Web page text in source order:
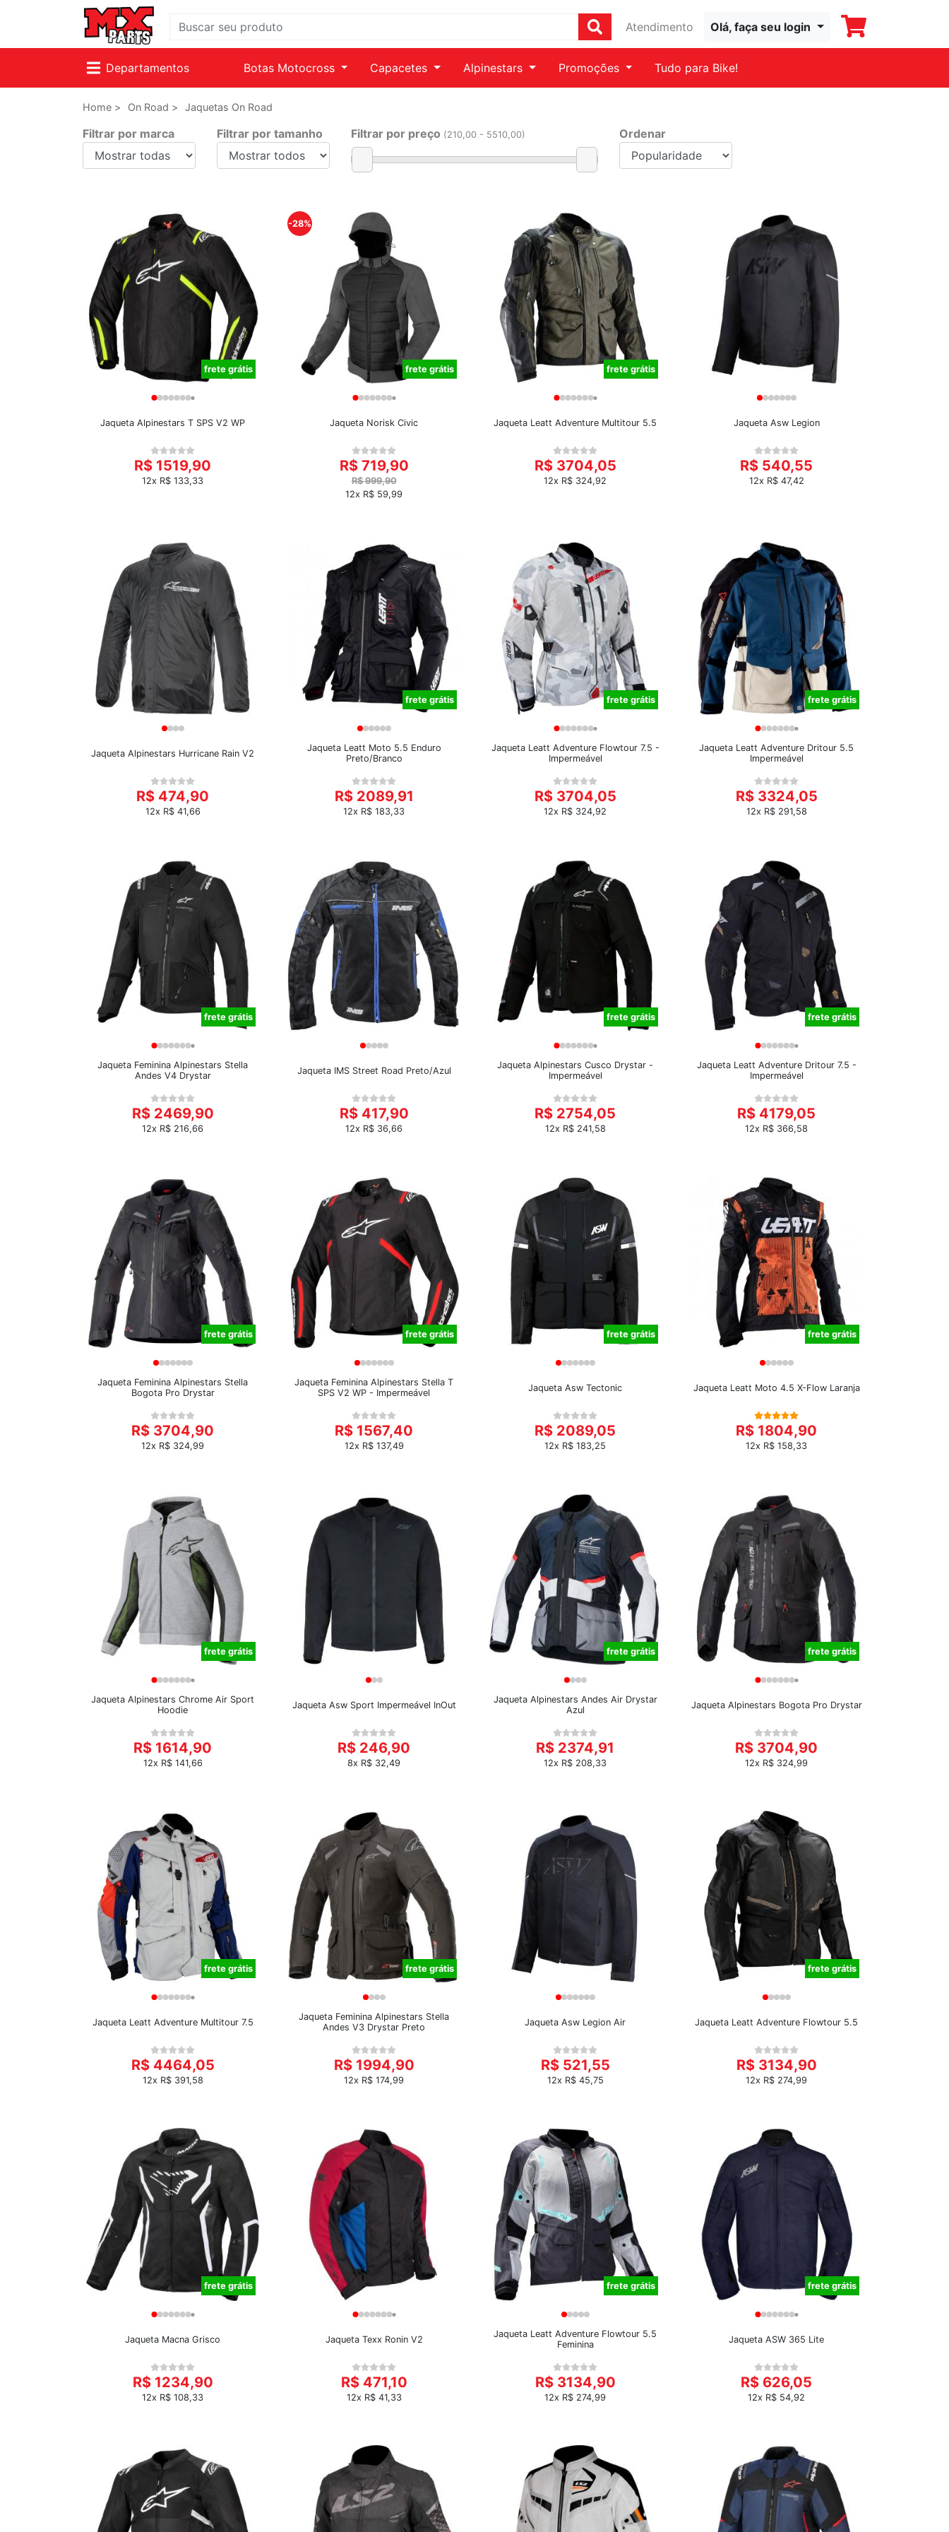
Atendimento Olá, faça seu login
Departamentos Botas Motocross Capacetes Alpinestars Promoções Tudo para Bike!
Home > On Road > Jaquetas On Road
Filtrar por marca Filtrar por tamanho Filtrar por preço (210,00 - 5510,00) Ordenar
frete grátis
Jaqueta Alpinestars T SPS V2 WP
R$ 1519,90
12x R$ 133,33
-28%
frete grátis
Jaqueta Norisk Civic
R$ 719,90
R$ 999,90
12x R$ 59,99
frete grátis
Jaqueta Leatt Adventure Multitour 5.5
R$ 3704,05
12x R$ 324,92
Jaqueta Asw Legion
R$ 540,55
12x R$ 47,42
Jaqueta Alpinestars Hurricane Rain V2
R$ 474,90
12x R$ 41,66
frete grátis
Jaqueta Leatt Moto 5.5 Enduro
Preto/Branco
R$ 2089,91
12x R$ 183,33
frete grátis
Jaqueta Leatt Adventure Flowtour 7.5 -
Impermeável
R$ 3704,05
12x R$ 324,92
frete grátis
Jaqueta Leatt Adventure Dritour 5.5
Impermeável
R$ 3324,05
12x R$ 291,58
frete grátis
Jaqueta Feminina Alpinestars Stella
Andes V4 Drystar
R$ 2469,90
12x R$ 216,66
Jaqueta IMS Street Road Preto/Azul
R$ 417,90
12x R$ 36,66
frete grátis
Jaqueta Alpinestars Cusco Drystar -
Impermeável
R$ 2754,05
12x R$ 241,58
frete grátis
Jaqueta Leatt Adventure Dritour 7.5 -
Impermeável
R$ 4179,05
12x R$ 366,58
frete grátis
Jaqueta Feminina Alpinestars Stella
Bogota Pro Drystar
R$ 3704,90
12x R$ 324,99
frete grátis
Jaqueta Feminina Alpinestars Stella T
SPS V2 WP - Impermeável
R$ 1567,40
12x R$ 137,49
frete grátis
Jaqueta Asw Tectonic
R$ 2089,05
12x R$ 183,25
frete grátis
Jaqueta Leatt Moto 4.5 X-Flow Laranja
R$ 1804,90
12x R$ 158,33
frete grátis
Jaqueta Alpinestars Chrome Air Sport
Hoodie
R$ 1614,90
12x R$ 141,66
Jaqueta Asw Sport Impermeável InOut
R$ 246,90
8x R$ 32,49
frete grátis
Jaqueta Alpinestars Andes Air Drystar
Azul
R$ 2374,91
12x R$ 208,33
frete grátis
Jaqueta Alpinestars Bogota Pro Drystar
R$ 3704,90
12x R$ 324,99
frete grátis
Jaqueta Leatt Adventure Multitour 7.5
R$ 4464,05
12x R$ 391,58
frete grátis
Jaqueta Feminina Alpinestars Stella
Andes V3 Drystar Preto
R$ 1994,90
12x R$ 174,99
Jaqueta Asw Legion Air
R$ 521,55
12x R$ 45,75
frete grátis
Jaqueta Leatt Adventure Flowtour 5.5
R$ 3134,90
12x R$ 274,99
frete grátis
Jaqueta Macna Grisco
R$ 1234,90
12x R$ 108,33
Jaqueta Texx Ronin V2
R$ 471,10
12x R$ 41,33
frete grátis
Jaqueta Leatt Adventure Flowtour 5.5
Feminina
R$ 3134,90
12x R$ 274,99
frete grátis
Jaqueta ASW 365 Lite
R$ 626,05
12x R$ 54,92